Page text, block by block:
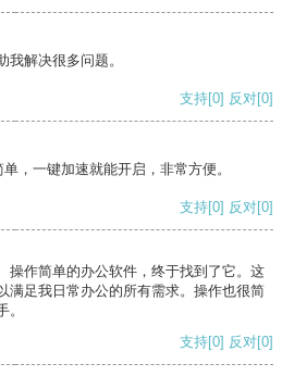
解决很多问题。
支持[0] 反对[0]
，一键加速就能开启，非常方便。
支持[0] 反对[0]
操作简单的办公软件，终于找到了它。这
满足我日常办公的所有需求。操作也很简
支持[0] 反对[0]